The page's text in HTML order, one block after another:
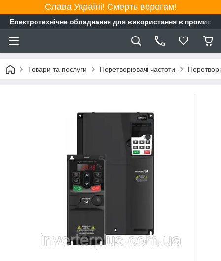
Слава Україні! Смерть ворогам!
Електротехнічне обладнання для використання в
Товари та послуги Перетворювачі частоти